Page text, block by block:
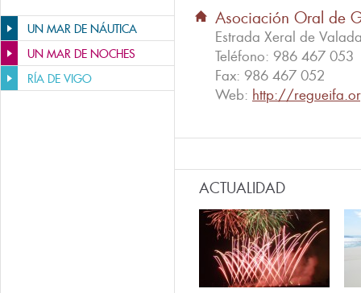
UN MAR DE NÁUTICA
UN MAR DE NOCHES
RÍA DE VIGO
Asociación Oral de
Estrada Xeral de
Teléfono: 986 467 053
Fax: 986 467 052
Web: http://
ACTUALIDAD